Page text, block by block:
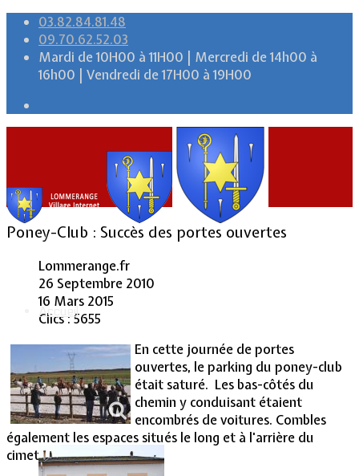
03.82.84.81.48
09.70.62.52.03
Mardi de 10H00 à 11H00 | Mercredi de 14h00 à
16h00 | Vendredi de 17H00 à 19H00
Accueil
Vie Municipale
Poney-Club : Succès des portes ouvertes
Lommerange.fr
26 Septembre 2010
16 Mars 2015
Clics : 5655
En cette journée de portes
ouvertes, le parking du poney-club
était saturé. Les bas-côtés du
chemin y conduisant étaient
encombrés de voitures. Combles
également les espaces situés le long et à l'arrière du
cimetière.